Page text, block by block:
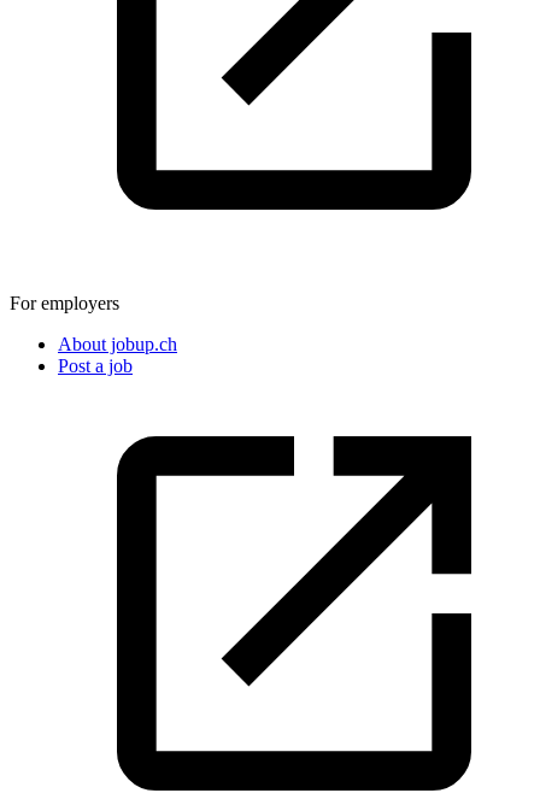
For employers
About jobup.ch
Post a job